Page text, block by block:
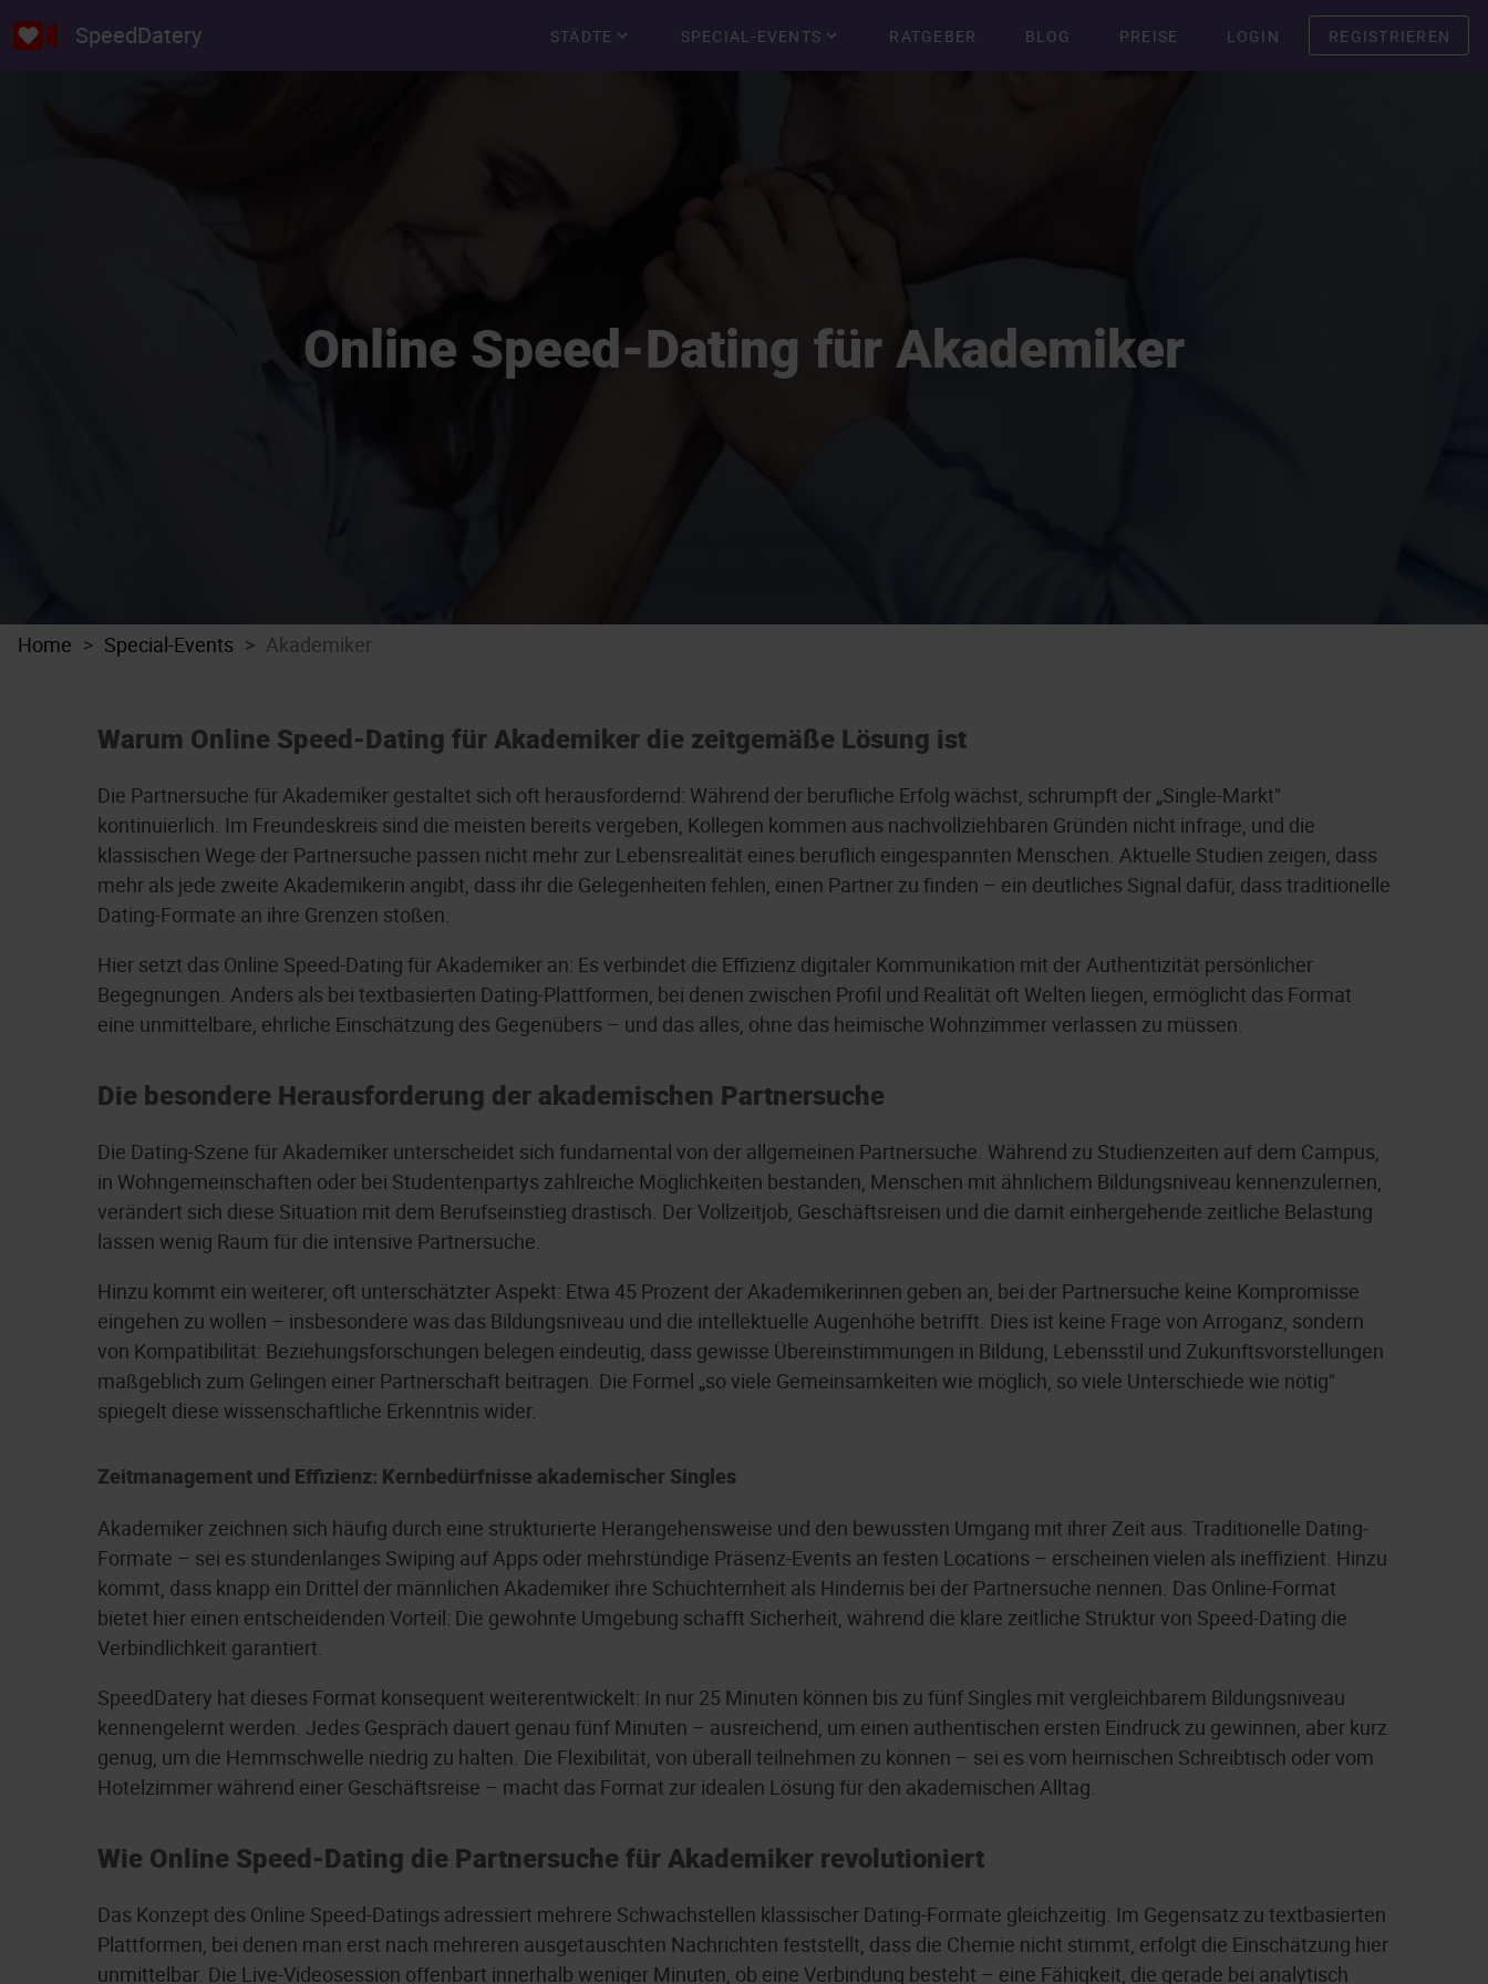
SpeedDatery STÄDTE SPECIAL-EVENTS RATGEBER BLOG PREISE LOGIN REGISTRIEREN
Online Speed-Dating für Akademiker
Home Special-Events Akademiker
Warum Online Speed-Dating für Akademiker die zeitgemäße Lösung ist
Die Partnersuche für Akademiker gestaltet sich oft herausfordernd: Während der berufliche Erfolg wächst, schrumpft der „Single-Markt"
kontinuierlich. Im Freundeskreis sind die meisten bereits vergeben, Kollegen kommen aus nachvollziehbaren Gründen nicht infrage, und die
klassischen Wege der Partnersuche passen nicht mehr zur Lebensrealität eines beruflich eingespannten Menschen. Aktuelle Studien zeigen, dass
mehr als jede zweite Akademikerin angibt, dass ihr die Gelegenheiten fehlen, einen Partner zu finden – ein deutliches Signal dafür, dass traditionelle
Dating-Formate an ihre Grenzen stoßen.
Hier setzt das Online Speed-Dating für Akademiker an: Es verbindet die Effizienz digitaler Kommunikation mit der Authentizität persönlicher
Begegnungen. Anders als bei textbasierten Dating-Plattformen, bei denen zwischen Profil und Realität oft Welten liegen, ermöglicht das Format
eine unmittelbare, ehrliche Einschätzung des Gegenübers – und das alles, ohne das heimische Wohnzimmer verlassen zu müssen.
Die besondere Herausforderung der akademischen Partnersuche
Die Dating-Szene für Akademiker unterscheidet sich fundamental von der allgemeinen Partnersuche. Während zu Studienzeiten auf dem Campus,
in Wohngemeinschaften oder bei Studentenpartys zahlreiche Möglichkeiten bestanden, Menschen mit ähnlichem Bildungsniveau kennenzulernen,
verändert sich diese Situation mit dem Berufseinstieg drastisch. Der Vollzeitjob, Geschäftsreisen und die damit einhergehende zeitliche Belastung
lassen wenig Raum für die intensive Partnersuche.
Hinzu kommt ein weiterer, oft unterschätzter Aspekt: Etwa 45 Prozent der Akademikerinnen geben an, bei der Partnersuche keine Kompromisse
eingehen zu wollen – insbesondere was das Bildungsniveau und die intellektuelle Augenhöhe betrifft. Dies ist keine Frage von Arroganz, sondern
von Kompatibilität: Beziehungsforschungen belegen eindeutig, dass gewisse Übereinstimmungen in Bildung, Lebensstil und Zukunftsvorstellungen
maßgeblich zum Gelingen einer Partnerschaft beitragen. Die Formel „so viele Gemeinsamkeiten wie möglich, so viele Unterschiede wie nötig"
spiegelt diese wissenschaftliche Erkenntnis wider.
Zeitmanagement und Effizienz: Kernbedürfnisse akademischer Singles
Akademiker zeichnen sich häufig durch eine strukturierte Herangehensweise und den bewussten Umgang mit ihrer Zeit aus. Traditionelle Dating-
Formate – sei es stundenlanges Swiping auf Apps oder mehrstündige Präsenz-Events an festen Locations – erscheinen vielen als ineffizient. Hinzu
kommt, dass knapp ein Drittel der männlichen Akademiker ihre Schüchternheit als Hindernis bei der Partnersuche nennen. Das Online-Format
bietet hier einen entscheidenden Vorteil: Die gewohnte Umgebung schafft Sicherheit, während die klare zeitliche Struktur von Speed-Dating die
Verbindlichkeit garantiert.
SpeedDatery hat dieses Format konsequent weiterentwickelt: In nur 25 Minuten können bis zu fünf Singles mit vergleichbarem Bildungsniveau
kennengelernt werden. Jedes Gespräch dauert genau fünf Minuten – ausreichend, um einen authentischen ersten Eindruck zu gewinnen, aber kurz
genug, um die Hemmschwelle niedrig zu halten. Die Flexibilität, von überall teilnehmen zu können – sei es vom heimischen Schreibtisch oder vom
Hotelzimmer während einer Geschäftsreise – macht das Format zur idealen Lösung für den akademischen Alltag.
Wie Online Speed-Dating die Partnersuche für Akademiker revolutioniert
Das Konzept des Online Speed-Datings adressiert mehrere Schwachstellen klassischer Dating-Formate gleichzeitig. Im Gegensatz zu textbasierten
Plattformen, bei denen man erst nach mehreren ausgetauschten Nachrichten feststellt, dass die Chemie nicht stimmt, erfolgt die Einschätzung hier
unmittelbar. Die Live-Videosession offenbart innerhalb weniger Minuten, ob eine Verbindung besteht – eine Fähigkeit, die gerade bei analytisch